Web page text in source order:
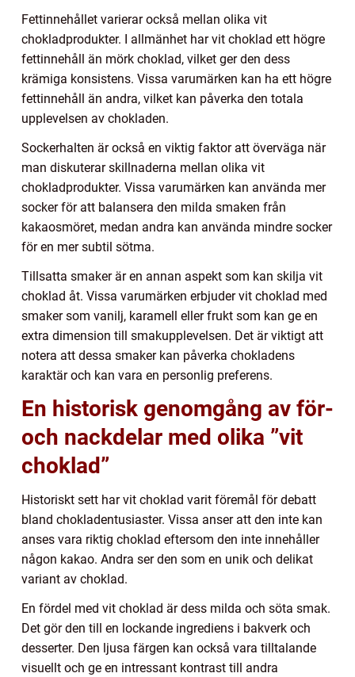
Fettinnehållet varierar också mellan olika vit
chokladprodukter. I allmänhet har vit choklad ett högre
fettinnehåll än mörk choklad, vilket ger den dess
krämiga konsistens. Vissa varumärken kan ha ett högre
fettinnehåll än andra, vilket kan påverka den totala
upplevelsen av chokladen.
Sockerhalten är också en viktig faktor att överväga när
man diskuterar skillnaderna mellan olika vit
chokladprodukter. Vissa varumärken kan använda mer
socker för att balansera den milda smaken från
kakaosmöret, medan andra kan använda mindre socker
för en mer subtil sötma.
Tillsatta smaker är en annan aspekt som kan skilja vit
choklad åt. Vissa varumärken erbjuder vit choklad med
smaker som vanilj, karamell eller frukt som kan ge en
extra dimension till smakupplevelsen. Det är viktigt att
notera att dessa smaker kan påverka chokladens
karaktär och kan vara en personlig preferens.
En historisk genomgång av för-
och nackdelar med olika ”vit
choklad”
Historiskt sett har vit choklad varit föremål för debatt
bland chokladentusiaster. Vissa anser att den inte kan
anses vara riktig choklad eftersom den inte innehåller
någon kakao. Andra ser den som en unik och delikat
variant av choklad.
En fördel med vit choklad är dess milda och söta smak.
Det gör den till en lockande ingrediens i bakverk och
desserter. Den ljusa färgen kan också vara tilltalande
visuellt och ge en intressant kontrast till andra